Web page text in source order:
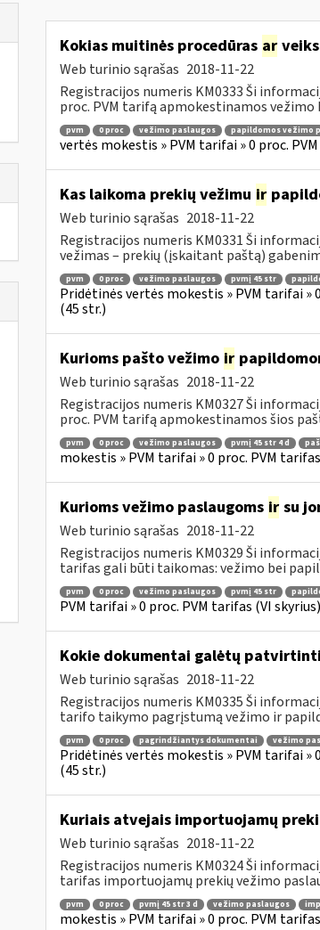
Kokias muitinės procedūras ar
Web turinio sąrašas 2018-11-22
Registracijos numeris KM0333 Ši
proc. PVM tarifą apmokestinamos
pvm 0 proc vežimo paslaugos papildomos vežimo
vertės mokestis » PVM tarifai » 0 proc.
Kas laikoma prekių vežimu ir
Web turinio sąrašas 2018-11-22
Registracijos numeris KM0331 Ši
vežimas – prekių (įskaitant paštą)
pvm 0 proc vežimo paslaugos pvmį 45 str
Pridėtinės vertės mokestis » PVM tarifai »
(45 str.)
Kurioms pašto vežimo ir
Web turinio sąrašas 2018-11-22
Registracijos numeris KM0327 Ši
proc. PVM tarifą apmokestinamos šios
pvm 0 proc vežimo paslaugos pvmį 45 str 4 d
mokestis » PVM tarifai » 0 proc. PVM
Kurioms vežimo paslaugoms irsu
Web turinio sąrašas 2018-11-22
Registracijos numeris KM0329 Ši
tarifas gali būti taikomas: vežimo bei
pvm 0 proc vežimo paslaugos pvmį 45 str
PVM tarifai » 0 proc. PVM tarifas (VI
Kokie dokumentai galėtų
Web turinio sąrašas 2018-11-22
Registracijos numeris KM0335 Ši
tarifo taikymo pagrįstumą vežimo ir
pvm 0 proc pagrindžiantys dokumentai vežimo
Pridėtinės vertės mokestis » PVM tarifai »
(45 str.)
Kuriais atvejais importuojamų
Web turinio sąrašas 2018-11-22
Registracijos numeris KM0324 Ši
tarifas importuojamų prekių vežimo
pvm 0 proc pvmį 45 str 3 d vežimo paslaugos
mokestis » PVM tarifai » 0 proc. PVM